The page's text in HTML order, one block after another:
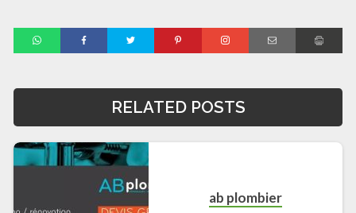
RELATED POSTS
ab plombier